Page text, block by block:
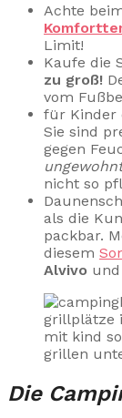
Achte
Limit!
Kaufe die
zu groß!
vom
für Kinder
Sie sind
gegen
nicht so
als die
packbar.
diesem
Alvivo
Die